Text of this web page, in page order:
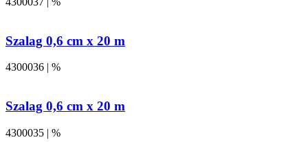
Szalag 0,6 cm x 20 m
4300036 | %
Szalag 0,6 cm x 20 m
4300035 | %